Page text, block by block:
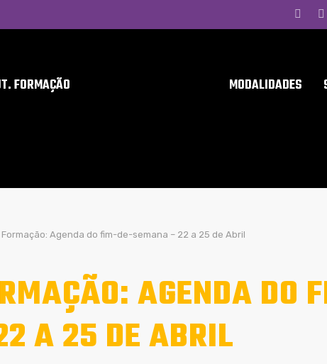
FORMAÇÃO MODALIDADES
Formação: Agenda do fim-de-semana – 22 a 25 de Abril
AGENDA DO
A 25 DE ABRIL